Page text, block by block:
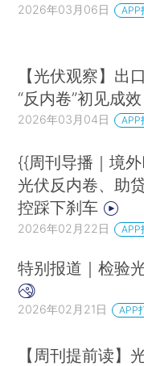
2026年03月06日 APP
【光伏观察】出
“反内卷”初见成效
2026年03月04日 APP
{{周刊导播｜境外
光伏反内卷、助
控踩下刹车
2026年02月22日 APP
特别报道｜检验
2026年02月21日 APP
【周刊提前读】